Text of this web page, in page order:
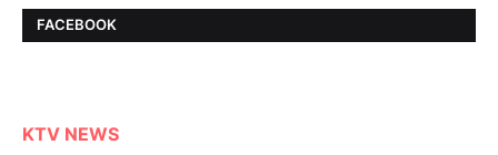
FACEBOOK
KTV NEWS